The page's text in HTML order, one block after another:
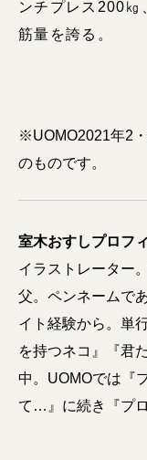
ンチプレス200㎏
筋量を誇る。
※UOMO2021年2
のものです。
室木おすしプロフ
イラストレーター
父。ペンネームで
イト経験から。単
を持つネコ』『君
中。UOMOでは『
て…』に続き『プ